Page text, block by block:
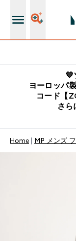
💙
ヨーロッパ
コード【
さら
Home MP メンズ